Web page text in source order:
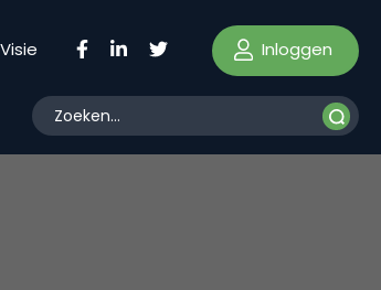
Inloggen